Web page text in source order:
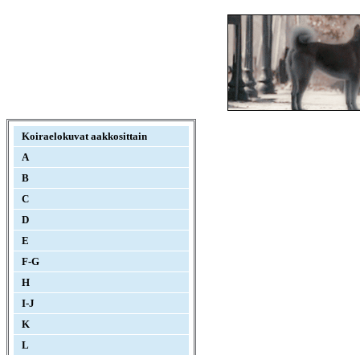
Koiraelokuvat aakkosittain
A
B
C
D
E
F-G
H
I-J
K
L